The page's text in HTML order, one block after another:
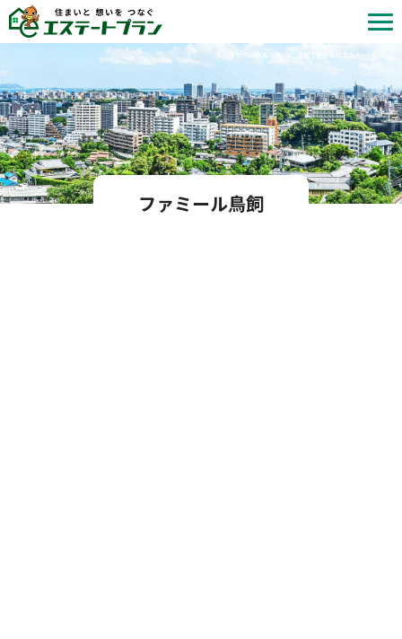
北九州市内の中古マンション情報 | 株式会社エステートプラン
ファミール鳥飼